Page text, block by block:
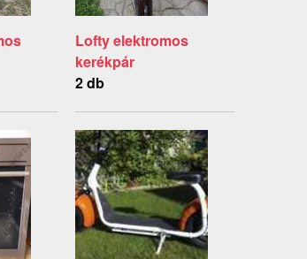
Lofty elektromos
kerékpár
2 db